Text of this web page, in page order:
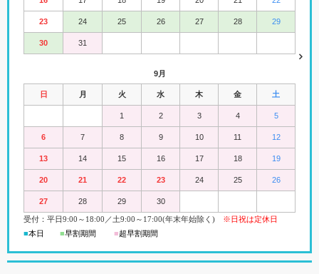
23 24 25 26 27 28 29
30 31
9月
日 月 火 水 木 金 土
1 2 3 4 5
6 7 8 9 10 11 12
13 14 15 16 17 18 19
20 21 22 23 24 25 26
27 28 29 30
受付：平日9:00 ～18:00 ／ 土9:00 ～ 17:00(年末年始除く) ※日祝は定休日
■本日 ■早割期間 ■超早割期間